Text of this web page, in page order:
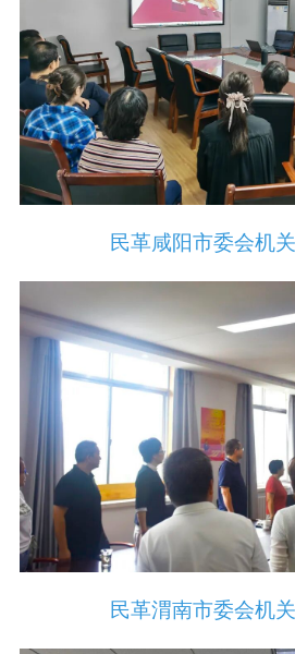
民革咸阳市委会机
民革渭南市委会机